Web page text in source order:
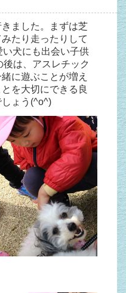
ました。まずは芝
たり走ったりして
犬にも出会い子供
は、アスレチック
に遊ぶことが増え
を大切にできる良
ょう(^o^)